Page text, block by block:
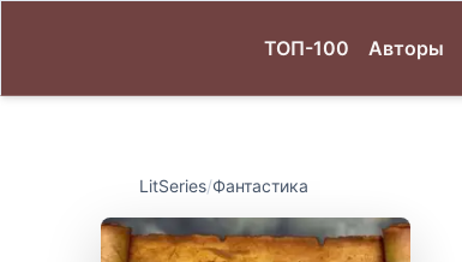
ТОП-100 Авторы
LitSeries/Фантастика